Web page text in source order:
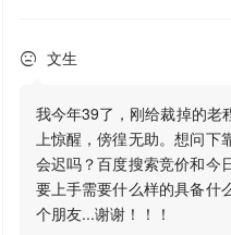
 文生
我今年39了，刚给裁掉的老
上惊醒，傍徨无助。想问下
会迟吗？百度搜索竞价和今
要上手需要什么样的具备什
个朋友...谢谢！！！